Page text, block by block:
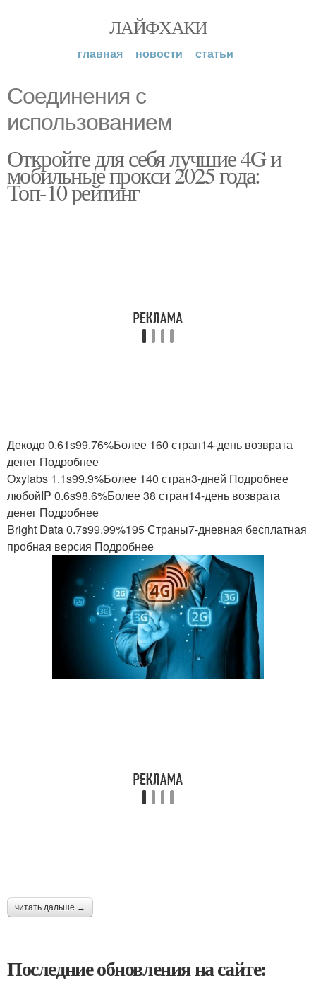
ЛАЙФХАКИ
главная новости статьи
Соединения с
использованием
Откройте для себя лучшие 4G и
мобильные прокси 2025 года:
Топ-10 рейтинг
Декодо 0.61s99.76%Более 160 стран14-день возврата
денег Подробнее
Oxylabs 1.1s99.9%Более 140 стран3-дней Подробнее
любойIP 0.6s98.6%Более 38 стран14-день возврата
денег Подробнее
Bright Data 0.7s99.99%195 Страны7-дневная бесплатная
пробная версия Подробнее
читать дальше →
Последние обновления на сайте: